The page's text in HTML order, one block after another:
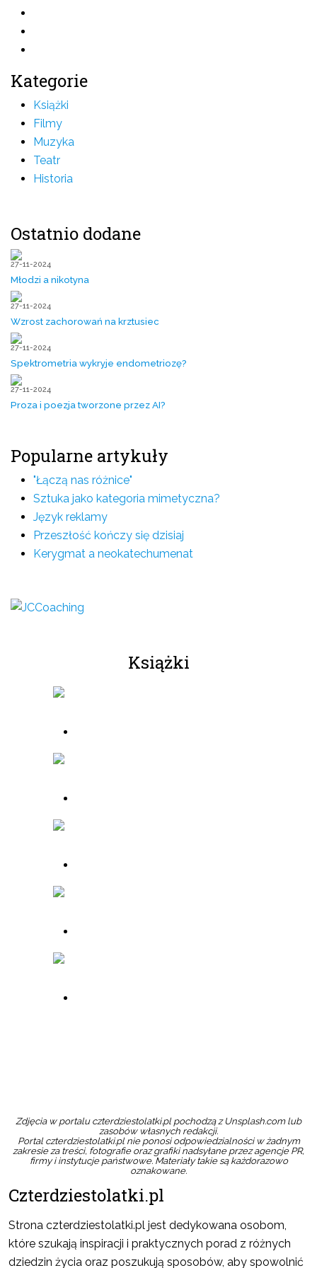
Kategorie
Książki
Filmy
Muzyka
Teatr
Historia
Ostatnio dodane
27-11-2024
Młodzi a nikotyna
27-11-2024
Wzrost zachorowań na krztusiec
27-11-2024
Spektrometria wykryje endometriozę?
27-11-2024
Proza i poezja tworzone przez AI?
Popularne artykuły
"Łączą nas różnice"
Sztuka jako kategoria mimetyczna?
Język reklamy
Przeszłość kończy się dzisiaj
Kerygmat a neokatechumenat
Książki
Zdjęcia w portalu czterdziestolatki.pl pochodzą z Unsplash.com lub
zasobów własnych redakcji.
Portal czterdziestolatki.pl nie ponosi odpowiedzialności w żadnym
zakresie za treści, fotografie oraz grafiki nadsyłane przez agencje PR,
firmy i instytucje państwowe. Materiały takie są każdorazowo
oznakowane.
Czterdziestolatki.pl
Strona czterdziestolatki.pl jest dedykowana osobom,
które szukają inspiracji i praktycznych porad z różnych
dziedzin życia oraz poszukują sposobów, aby spowolnić